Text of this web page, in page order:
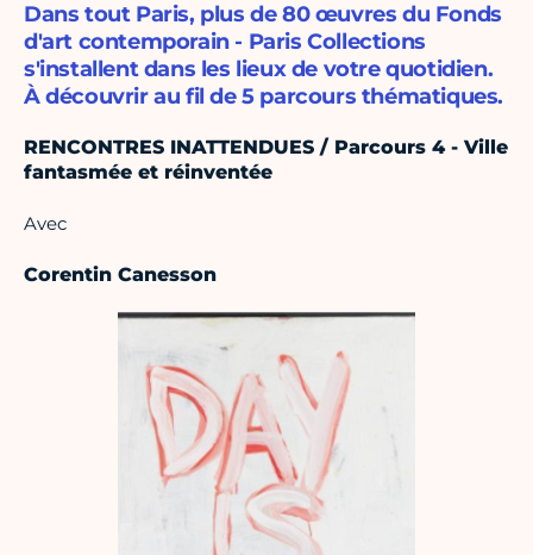
Dans tout Paris, plus de 80 œuvres du Fonds
d'art contemporain - Paris Collections
s'installent dans les lieux de votre quotidien.
À découvrir au fil de 5 parcours thématiques.
RENCONTRES INATTENDUES / Parcours 4 - Ville
fantasmée et réinventée
Avec
Corentin Canesson